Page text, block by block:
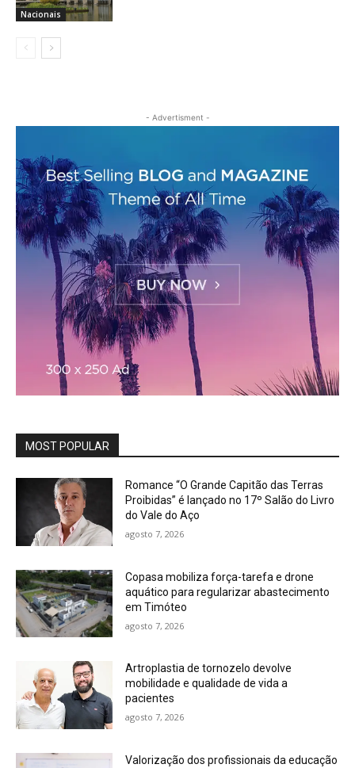
Nacionais
- Advertisment -
MOST POPULAR
Romance “O Grande Capitão das Terras
Proibidas” é lançado no 17º Salão do Livro
do Vale do Aço
agosto 7, 2026
Copasa mobiliza força-tarefa e drone
aquático para regularizar abastecimento
em Timóteo
agosto 7, 2026
Artroplastia de tornozelo devolve
mobilidade e qualidade de vida a
pacientes
agosto 7, 2026
Valorização dos profissionais da educação